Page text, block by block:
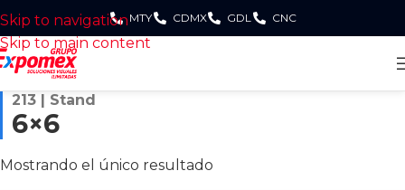
Skip to navigation
Skip to main content
MTY CDMX GDL CNC
213 | Stand
6×6
Mostrando el único resultado